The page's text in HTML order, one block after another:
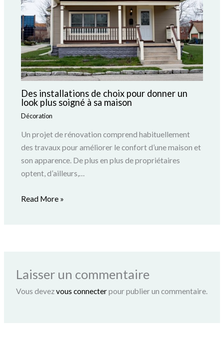
Des installations de choix pour donner un
look plus soigné à sa maison
Décoration
Un projet de rénovation comprend habituellement
des travaux pour améliorer le confort d’une maison et
son apparence. De plus en plus de propriétaires
optent, d’ailleurs,…
Read More »
Laisser un commentaire
Vous devezvous connecterpour publier un commentaire.